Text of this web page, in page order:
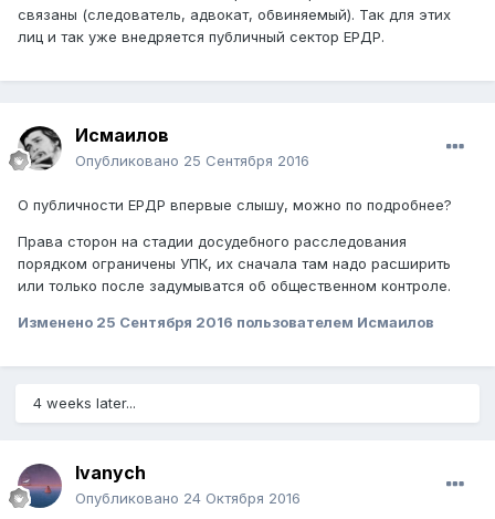
связаны (следователь, адвокат, обвиняемый). Так для этих
лиц и так уже внедряется публичный сектор ЕРДР.
Исмаилов
Опубликовано 25 Сентября 2016
О публичности ЕРДР впервые слышу, можно по подробнее?
Права сторон на стадии досудебного расследования
порядком ограничены УПК, их сначала там надо расширить
или только после задумыватся об общественном контроле.
Изменено 25 Сентября 2016 пользователем Исмаилов
4 weeks later...
Ivanych
Опубликовано 24 Октября 2016